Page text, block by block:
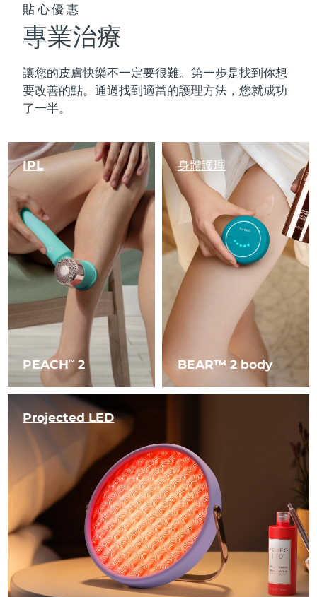
貼心優惠
專業治療
讓您的皮膚快樂不一定要很難。第一步是找到你想
要改善的點。通過找到適當的護理方法，您就成功
了一半。
PEACHTM 2
IPL
BEAR™ 2 body
身體護理
Projected LED